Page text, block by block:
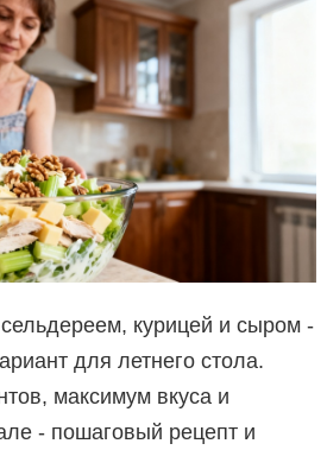
курицей и сыром -
для летнего стола.
максимум вкуса и
- пошаговый рецепт и